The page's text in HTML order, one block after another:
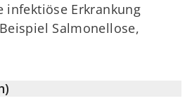
infektiöse Erkrankung
Salmonellose,